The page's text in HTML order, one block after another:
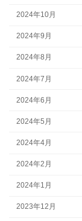
2024年10月
2024年9月
2024年8月
2024年7月
2024年6月
2024年5月
2024年4月
2024年2月
2024年1月
2023年12月